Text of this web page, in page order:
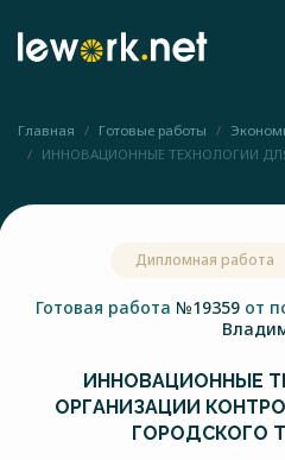
Главная Готовые работы
ИННОВАЦИОННЫЕ ТЕХНОЛОГИИ
Дипломная работа
Готовая работа №19359 от
ИННОВАЦИОННЫЕ
ОРГАНИЗАЦИИ
ГОРОДСКОГО